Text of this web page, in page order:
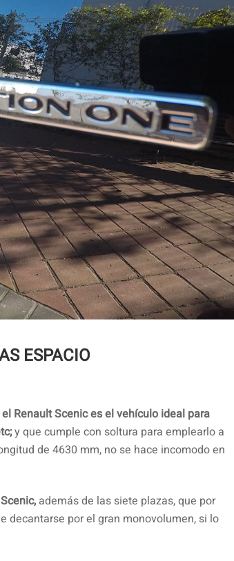
ESPACIO
Renault Scenic es el vehículo ideal para
y que cumple con soltura para emplearlo a
de 4630 mm, no se hace incomodo en
además de las siete plazas, que por
decantarse por el gran monovolumen, si lo